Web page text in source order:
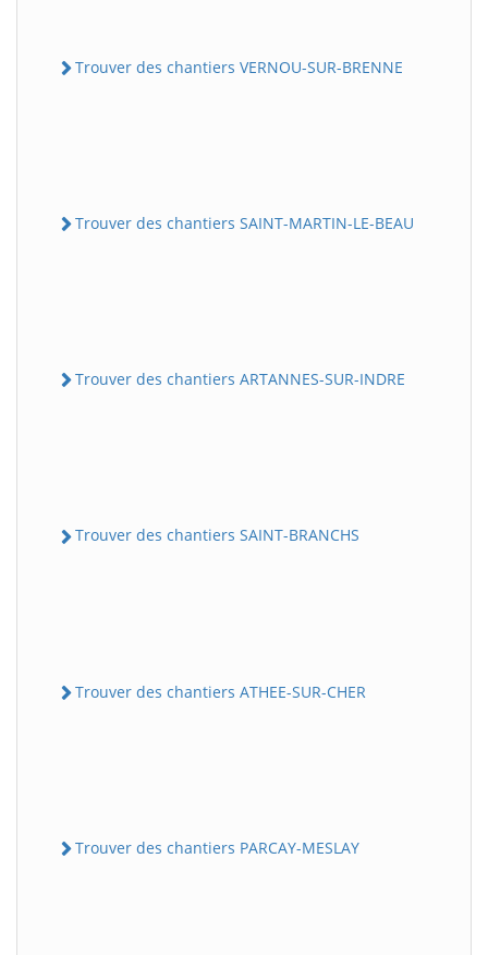
Trouver des chantiers VERNOU-SUR-BRENNE
Trouver des chantiers SAINT-MARTIN-LE-BEAU
Trouver des chantiers ARTANNES-SUR-INDRE
Trouver des chantiers SAINT-BRANCHS
Trouver des chantiers ATHEE-SUR-CHER
Trouver des chantiers PARCAY-MESLAY